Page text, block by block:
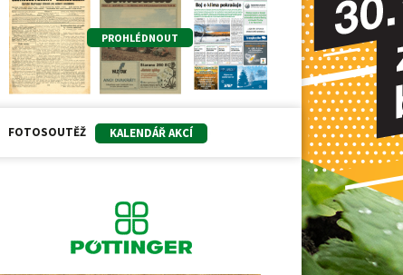
PROHLÉDNOUT
FOTOSOUTĚŽ KALENDÁŘ AKCÍ